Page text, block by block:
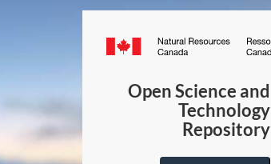
Canada.ca
Open Science and
Technology
Repository